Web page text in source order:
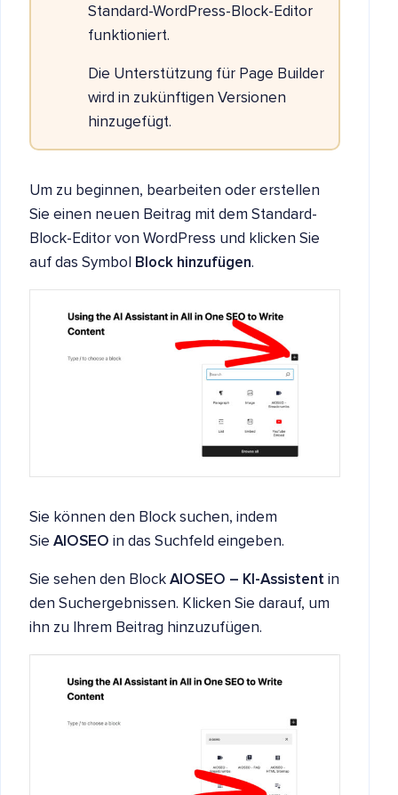
Standard-WordPress-Block-Editor
funktioniert.
Die Unterstützung für Page Builder
wird in zukünftigen Versionen
hinzugefügt.
Um zu beginnen, bearbeiten oder erstellen
Sie einen neuen Beitrag mit dem Standard-
Block-Editor von WordPress und klicken Sie
auf das Symbol Block hinzufügen.
Sie können den Block suchen, indem
Sie AIOSEO in das Suchfeld eingeben.
Sie sehen den Block AIOSEO – KI-Assistent in
den Suchergebnissen. Klicken Sie darauf, um
ihn zu Ihrem Beitrag hinzuzufügen.